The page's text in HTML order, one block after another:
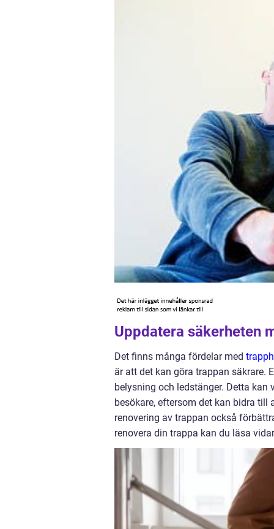
Uppdatera säkerheten
Det finns många fördelar med
är att det kan göra trappan säkrare.
belysning och ledstänger. Detta
besökare, eftersom det kan bidra till
renovering av trappan också
renovera din trappa kan du läsa